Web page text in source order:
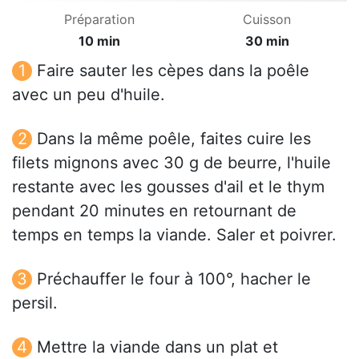
Préparation
10 min
Cuisson
30 min
Faire sauter les cèpes dans la poêle
avec un peu d'huile.
Dans la même poêle, faites cuire les
filets mignons avec 30 g de beurre, l'huile
restante avec les gousses d'ail et le thym
pendant 20 minutes en retournant de
temps en temps la viande. Saler et poivrer.
Préchauffer le four à 100°, hacher le
persil.
Mettre la viande dans un plat et